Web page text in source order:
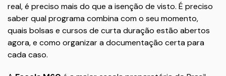
real, é preciso mais do que a isenção de visto. É preciso
saber qual programa combina com o seu momento,
quais bolsas e cursos de curta duração estão abertos
agora, e como organizar a documentação certa para
cada caso.